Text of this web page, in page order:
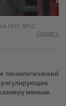
на ПНС №12
Скачать
технологический
регулирующие
меньше